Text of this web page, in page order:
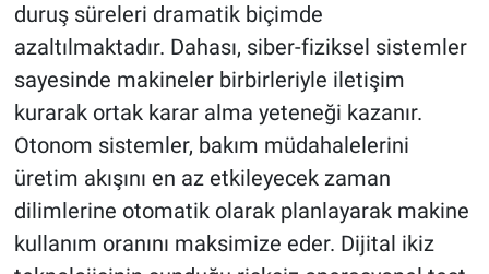
duruş süreleri dramatik biçimde
azaltılmaktadır. Dahası, siber-fiziksel sistemler
sayesinde makineler birbirleriyle iletişim
kurarak ortak karar alma yeteneği kazanır.
Otonom sistemler, bakım müdahalelerini
üretim akışını en az etkileyecek zaman
dilimlerine otomatik olarak planlayarak makine
kullanım oranını maksimize eder. Dijital ikiz